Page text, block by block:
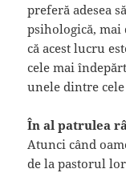
preferă adesea
psihologică, mai
că acest lucru
cele mai
unele dintre
În al patrulea
Atunci când
de la pastorul